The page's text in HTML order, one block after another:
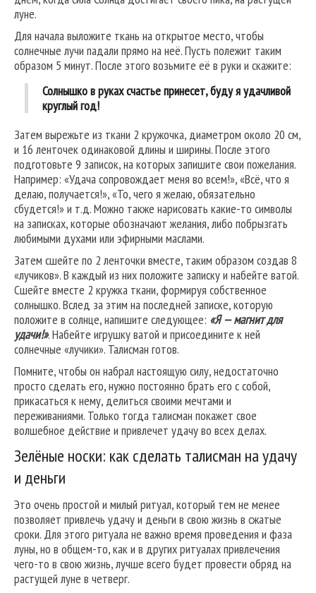
луне.
Для начала выложите ткань на открытое место, чтобы
солнечные лучи падали прямо на неё. Пусть полежит таким
образом 5 минут. После этого возьмите её в руки и скажите:
Солнышко в руках счастье принесет, буду я удачливой
круглый год!
Затем вырежьте из ткани 2 кружочка, диаметром около 20 см,
и 16 ленточек одинаковой длины и ширины. После этого
подготовьте 9 записок, на которых запишите свои пожелания.
Например: «Удача сопровождает меня во всем!», «Всё, что я
делаю, получается!», «То, чего я желаю, обязательно
сбудется!» и т.д. Можно также нарисовать какие-то символы
на записках, которые обозначают желания, либо побрызгать
любимыми духами или эфирными маслами.
Затем сшейте по 2 ленточки вместе, таким образом создав 8
«лучиков». В каждый из них положите записку и набейте ватой.
Сшейте вместе 2 кружка ткани, формируя собственное
солнышко. Вслед за этим на последней записке, которую
положите в солнце, напишите следующее: «Я — магнит для
удачи!». Набейте игрушку ватой и присоедините к ней
солнечные «лучики». Талисман готов.
Помните, чтобы он набрал настоящую силу, недостаточно
просто сделать его, нужно постоянно брать его с собой,
прикасаться к нему, делиться своими мечтами и
переживаниями. Только тогда талисман покажет свое
волшебное действие и привлечет удачу во всех делах.
Зелёные носки: как сделать талисман на удачу
и деньги
Это очень простой и милый ритуал, который тем не менее
позволяет привлечь удачу и деньги в свою жизнь в сжатые
сроки. Для этого ритуала не важно время проведения и фаза
луны, но в общем-то, как и в других ритуалах привлечения
чего-то в свою жизнь, лучше всего будет провести обряд на
растущей луне в четверг.